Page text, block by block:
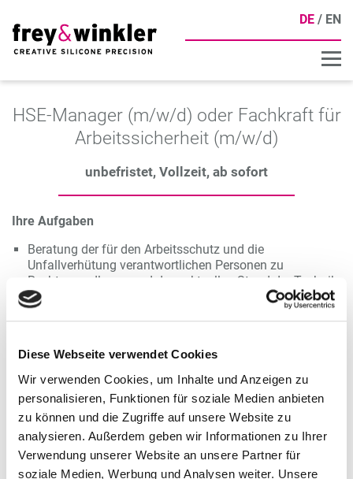
Diese Webseite verwendet Cookies
Wir verwenden Cookies, um Inhalte und Anzeigen zu
personalisieren, Funktionen für soziale Medien anbieten
zu können und die Zugriffe auf unsere Website zu
analysieren. Außerdem geben wir Informationen zu Ihrer
Verwendung unserer Website an unsere Partner für
soziale Medien, Werbung und Analysen weiter. Unsere
DE EN
HSE-Manager (m/w/d) oder Fachkraft für
Arbeitssicherheit (m/w/d)
unbefristet, Vollzeit, ab sofort
Ihre Aufgaben
Beratung der für den Arbeitsschutz und die
Unfallverhütung verantwortlichen Personen zu
Rechtsgrundlagen und dem aktuellen Stand der Technik
im Arbeits- und Gesundheitsschutz
Erstellung von Gefährdungsbeurteilungen,
Begehungen und Arbeitsplatzanalysen sowie Erarbeiten
von Verbesserungsvorschlägen
Organisation und Durchführung von ASA-Sitzungen
Analyse von Arbeitsunfällen sowie Erarbeitung
geeigneter Maßnahmen zu deren Verhütung
Zusammenarbeit mit Berufsgenossenschaft,
Arbeitsschutzbehörden und externen Beratern
Verantwortung für das Gefahrstoffmanagement